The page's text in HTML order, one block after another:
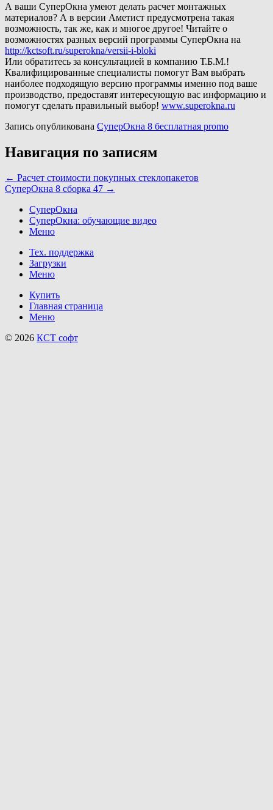
А ваши СуперОкна умеют делать расчет монтажных
материалов? А в версии Аметист предусмотрена такая
возможность, так же, как и многое другое! Читайте о
возможностях разных версий программы СуперОкна на
http://kctsoft.ru/superokna/versii-i-bloki
Или обратитесь за консультацией в компанию Т.Б.М.!
Квалифицированные специалисты помогут Вам выбрать
наиболее подходящую версию программы именно под ваше
производство, предоставят интересующую вас информацию и
помогут сделать правильный выбор! www.superokna.ru
Запись опубликована СуперОкна 8 бесплатная promo
Навигация по записям
← Расчет стоимости покупных стеклопакетов
СуперОкна 8 сборка 47 →
СуперОкна
СуперОкна: обучающие видео
Меню
Тех. поддержка
Загрузки
Меню
Купить
Главная страница
Меню
© 2026 КСТ софт